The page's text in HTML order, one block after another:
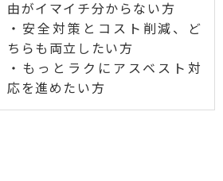
由がイマイチ分からない方
・安全対策とコスト削減、ど
ちらも両立したい方
・もっとラクにアスベスト対
応を進めたい方